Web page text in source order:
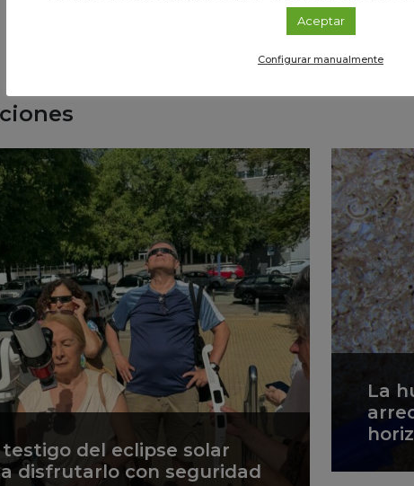
del eclipse solar
disfrutarlo con seguridad
La
Aceptar
Configurar manualmente